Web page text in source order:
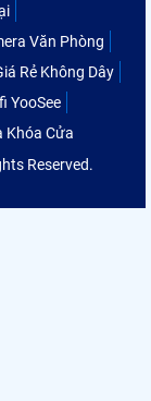
Văn Phòng
Rẻ Không Dây
YooSee
Khóa Cửa
Reserved.